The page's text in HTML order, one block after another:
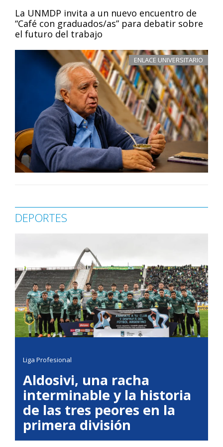
La UNMDP invita a un nuevo encuentro de
“Café con graduados/as” para debatir sobre
el futuro del trabajo
ENLACE UNIVERSITARIO
DEPORTES
Liga Profesional
Aldosivi, una racha
interminable y la historia
de las tres peores en la
primera división